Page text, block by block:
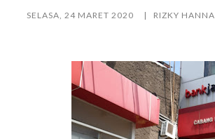
SELASA, 24 MARET 2020 RIZKY HANNA